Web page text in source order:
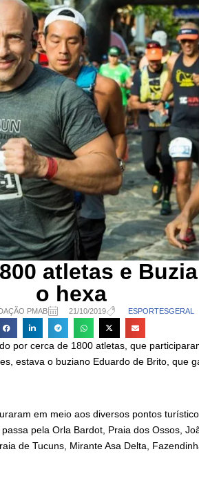
atletas e
o hexa
PMAB 21/10/2019 ESPORTESGERAL
por cerca de 1800 atletas, que
estava o buziano Eduardo de Brito, que
em meio aos diversos pontos
pela Orla Bardot, Praia dos Ossos,
de Tucuns, Mirante Asa Delta,